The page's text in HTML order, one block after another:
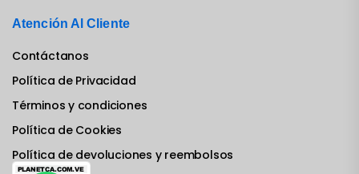
Atención Al Cliente
Contáctanos
Política de Privacidad
Términos y condiciones
Política de Cookies
Política de devoluciones y reembolsos